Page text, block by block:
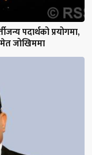
पदार्थको प्रयोगमा,
जोखिममा